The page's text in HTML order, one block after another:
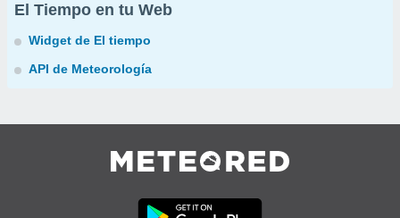
El Tiempo en tu Web
Widget de El tiempo
API de Meteorología